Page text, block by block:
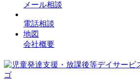
メール相談
電話相談
地図
会社概要